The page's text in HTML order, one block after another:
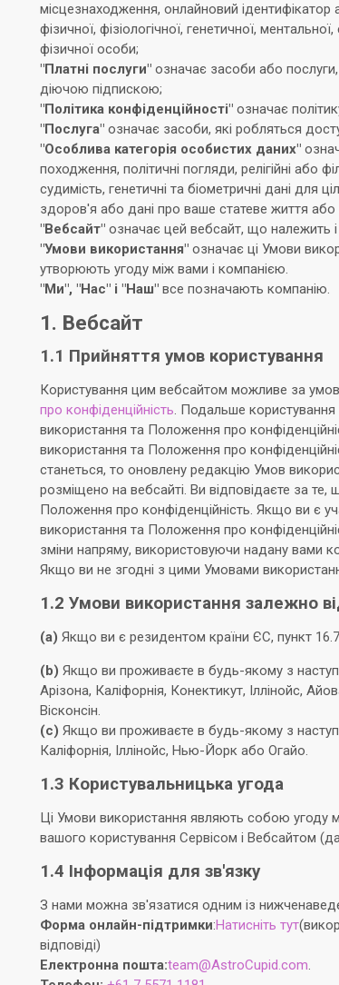
місцезнаходження, онлайновий ідентифікатор
фізичної, фізіологічної, генетичної,
фізичної особи;
"Платні послуги" означає засоби або
діючою підпискою;
"Політика конфіденційності" означає
"Послуга" означає засоби, які робляться
"Особлива категорія особистих даних"
походження, політичні погляди, релігійні або
судимість, генетичні та біометричні дані для
здоров'я або дані про ваше статеве життя або
"Вебсайт" означає цей вебсайт, що належить
"Умови використання" означає ці Умови
утворюють угоду між вами і компанією.
"Ми", "Нас" і "Наш" все позначають компанію.
1. Вебсайт
1.1 Прийняття умов користування
Користування цим вебсайтом можливе за
про конфіденційність. Подальше
використання та Положення про
використання та Положення про
станеться, то оновлену редакцію Умов
розміщено на вебсайті. Ви відповідаєте за
Положення про конфіденційність. Якщо ви є
використання та Положення про
зміни напряму, використовуючи надану вами
Якщо ви не згодні з цими Умовами
1.2 Умови використання залежно
(a) Якщо ви є резидентом країни ЄС, пункт
(b) Якщо ви проживаєте в будь-якому з
Арізона, Каліфорнія, Конектикут, Іллінойс,
Вісконсін.
(c) Якщо ви проживаєте в будь-якому з
Каліфорнія, Іллінойс, Нью-Йорк або Огайо.
1.3 Користувальницька угода
Ці Умови використання являють собою
вашого користування Сервісом і Вебсайтом
1.4 Інформація для зв'язку
З нами можна зв'язатися одним із
Форма онлайн-підтримки:Натисніть тут
відповіді)
Електронна пошта:team@AstroCupid.com.